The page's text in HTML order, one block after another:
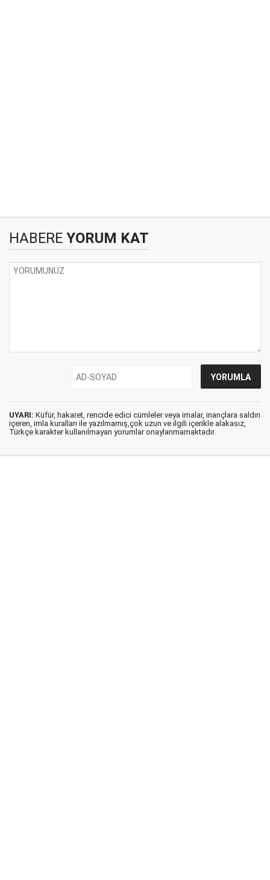
HABERE YORUM KAT
UYARI: Küfür, hakaret, rencide edici cümleler veya imalar, inançlara saldırı
içeren, imla kuralları ile yazılmamış,çok uzun ve ilgili içerikle alakasız,
Türkçe karakter kullanılmayan yorumlar onaylanmamaktadır.